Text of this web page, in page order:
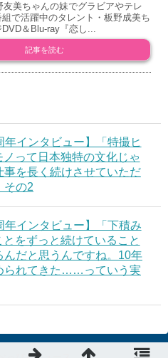
友美ちゃんの妹でグラビアやテレ
で活躍中のタレント・板野成美ち
＆Blu-ray『恋し...
記事を読む
年インタビュー】「特撮ヒ
って日本独特の文化じゃ
を長く続けさせていただ
その2
年インタビュー】「下積み
をずっと続けていること
だと思うんですね。10年
られてきた……っていう実